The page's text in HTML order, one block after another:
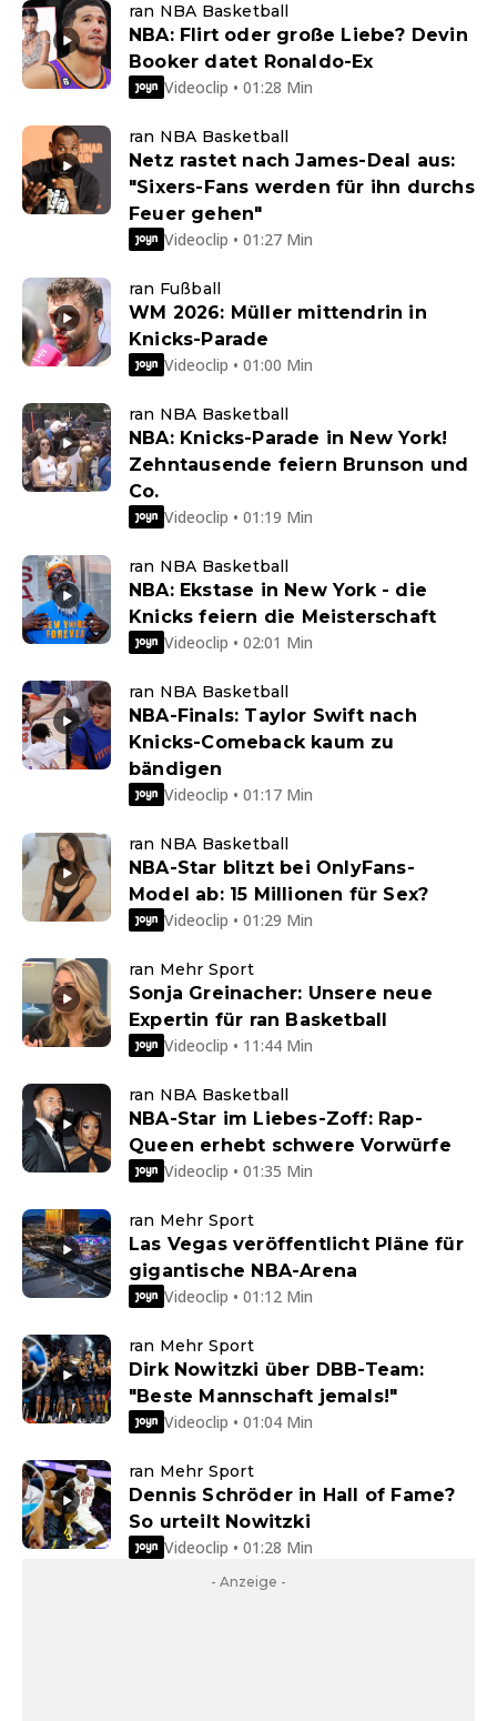
ran NBA Basketball
NBA: Flirt oder große Liebe? Devin
Booker datet Ronaldo-Ex
Videoclip • 01:28 Min
ran NBA Basketball
Netz rastet nach James-Deal aus:
"Sixers-Fans werden für ihn durchs
Feuer gehen"
Videoclip • 01:27 Min
ran Fußball
WM 2026: Müller mittendrin in
Knicks-Parade
Videoclip • 01:00 Min
ran NBA Basketball
NBA: Knicks-Parade in New York!
Zehntausende feiern Brunson und
Co.
Videoclip • 01:19 Min
ran NBA Basketball
NBA: Ekstase in New York - die
Knicks feiern die Meisterschaft
Videoclip • 02:01 Min
ran NBA Basketball
NBA-Finals: Taylor Swift nach
Knicks-Comeback kaum zu
bändigen
Videoclip • 01:17 Min
ran NBA Basketball
NBA-Star blitzt bei OnlyFans-
Model ab: 15 Millionen für Sex?
Videoclip • 01:29 Min
ran Mehr Sport
Sonja Greinacher: Unsere neue
Expertin für ran Basketball
Videoclip • 11:44 Min
ran NBA Basketball
NBA-Star im Liebes-Zoff: Rap-
Queen erhebt schwere Vorwürfe
Videoclip • 01:35 Min
ran Mehr Sport
Las Vegas veröffentlicht Pläne für
gigantische NBA-Arena
Videoclip • 01:12 Min
ran Mehr Sport
Dirk Nowitzki über DBB-Team:
"Beste Mannschaft jemals!"
Videoclip • 01:04 Min
ran Mehr Sport
Dennis Schröder in Hall of Fame?
So urteilt Nowitzki
Videoclip • 01:28 Min
- Anzeige -